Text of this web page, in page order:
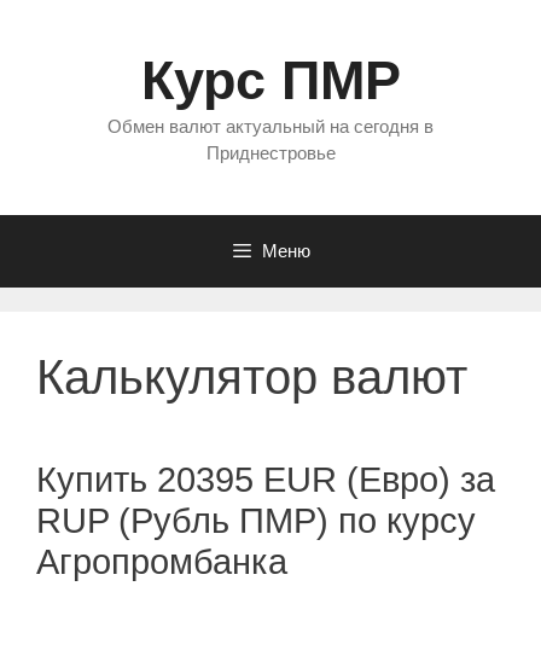
Курс ПМР
Обмен валют актуальный на сегодня в
Приднестровье
Меню
Калькулятор валют
Купить 20395 EUR (Евро) за
RUP (Рубль ПМР) по курсу
Агропромбанка